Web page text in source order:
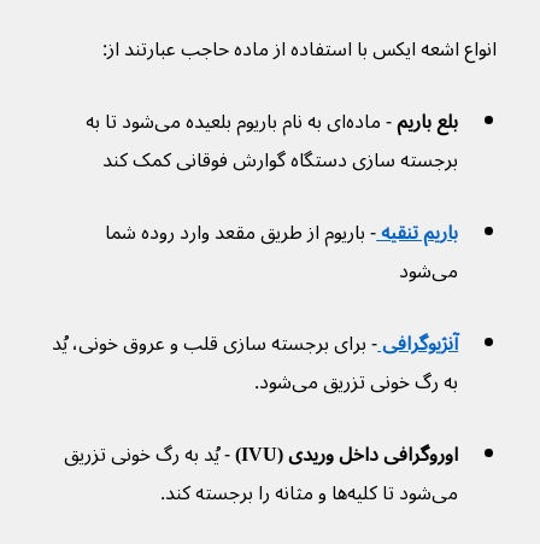
انواع اشعه ایکس با استفاده از ماده حاجب عبارتند از:
بلع باریم
- ماده‌ای به نام باریوم بلعیده می‌شود تا به
برجسته سازی دستگاه گوارش فوقانی کمک کند
باریم تنقیه - باریوم از طریق مقعد وارد روده شما
می‌شود
آنژیوگرافی - برای برجسته سازی قلب و عروق خونی، یُد
به رگ خونی تزریق می‌شود.
اوروگرافی داخل وریدی (IVU)
- یُد به رگ خونی تزریق
می‌شود تا کلیه‌ها و مثانه را برجسته کند.